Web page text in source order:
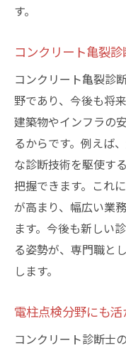
す。
コンクリート亀裂
コンクリート亀裂診
野であり、今後も将
建築物やインフラの
るからです。例えば
な診断技術を駆使す
把握できます。これ
が高まり、幅広い業
ます。今後も新しい
る姿勢が、専門職と
します。
電柱点検分野にも
コンクリート診断士